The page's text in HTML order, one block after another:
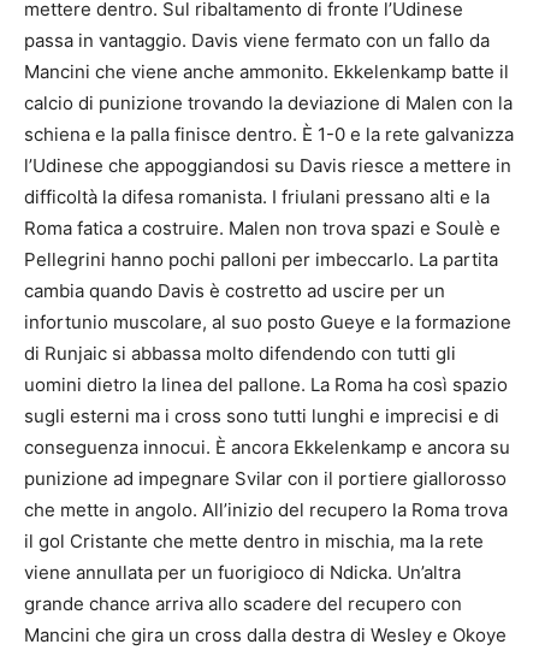
mettere dentro. Sul ribaltamento di fronte l’Udinese
passa in vantaggio. Davis viene fermato con un fallo da
Mancini che viene anche ammonito. Ekkelenkamp batte il
calcio di punizione trovando la deviazione di Malen con la
schiena e la palla finisce dentro. È 1-0 e la rete galvanizza
l’Udinese che appoggiandosi su Davis riesce a mettere in
difficoltà la difesa romanista. I friulani pressano alti e la
Roma fatica a costruire. Malen non trova spazi e Soulè e
Pellegrini hanno pochi palloni per imbeccarlo. La partita
cambia quando Davis è costretto ad uscire per un
infortunio muscolare, al suo posto Gueye e la formazione
di Runjaic si abbassa molto difendendo con tutti gli
uomini dietro la linea del pallone. La Roma ha così spazio
sugli esterni ma i cross sono tutti lunghi e imprecisi e di
conseguenza innocui. È ancora Ekkelenkamp e ancora su
punizione ad impegnare Svilar con il portiere giallorosso
che mette in angolo. All’inizio del recupero la Roma trova
il gol Cristante che mette dentro in mischia, ma la rete
viene annullata per un fuorigioco di Ndicka. Un’altra
grande chance arriva allo scadere del recupero con
Mancini che gira un cross dalla destra di Wesley e Okoye